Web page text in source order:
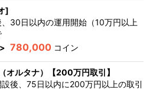
]
、30日以内の運用開始（10万円以上
> 780,000 コイン
オルタナ）【200万円取引】
後、75日以内に200万円以上の取引